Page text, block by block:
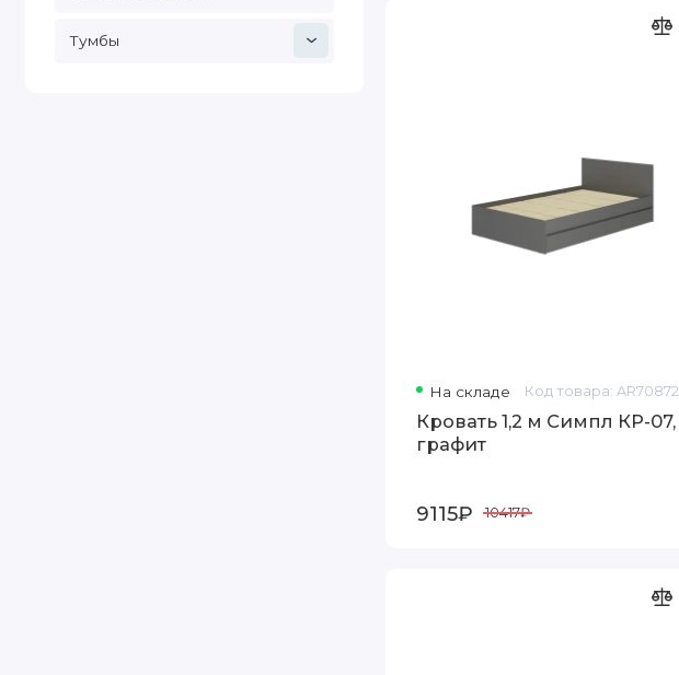
Тумбы
На складе Код товара: AR70872
Кровать 1,2 м Симпл КР-07,
графит
9115₽ 10417₽